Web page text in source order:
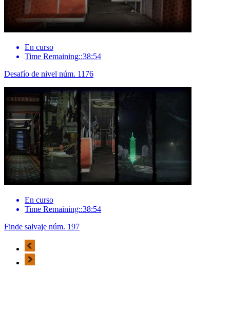
En curso
Time Remaining::38:54
Desafío de nivel núm. 1176
En curso
Time Remaining::38:54
Finde salvaje núm. 197